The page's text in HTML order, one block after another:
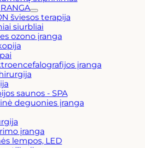
šviesos terapija
siurbliai
ozono įranga
įranga
saunos - SPA
deguonies įranga
įranga
lempos, LED